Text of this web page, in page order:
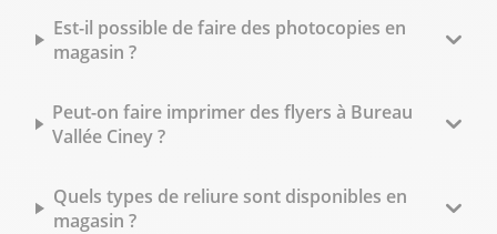
Est-il possible de faire des photocopies en
magasin ?
Peut-on faire imprimer des flyers à Bureau
Vallée Ciney ?
Quels types de reliure sont disponibles en
magasin ?